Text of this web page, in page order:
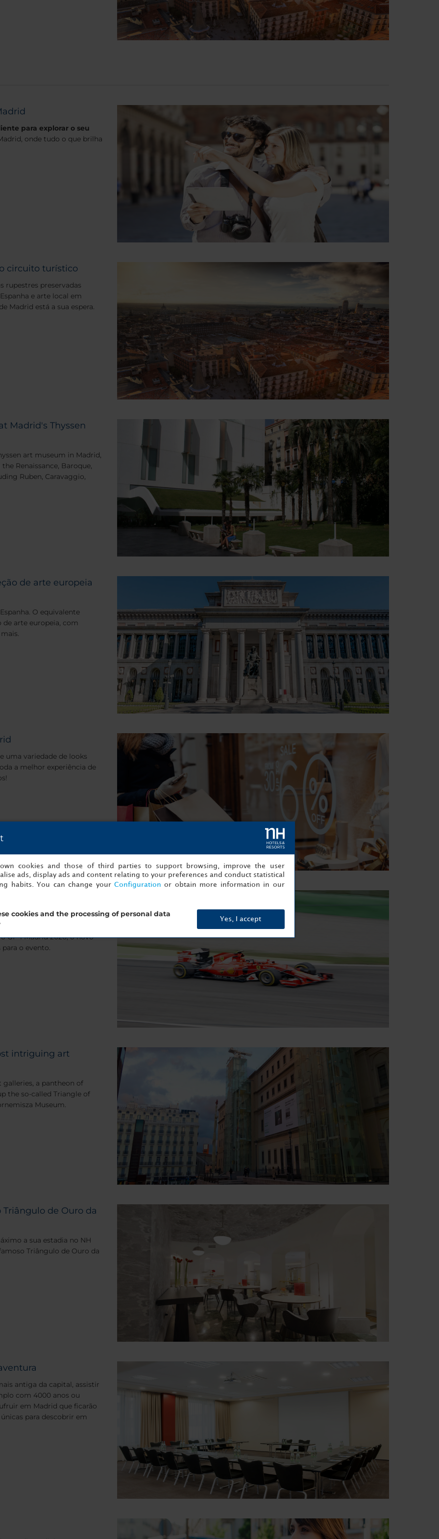
para explorar o seu
onde tudo o que brilha
circuito turístico
rupestres preservadas
e arte local em
Madrid está a sua espera.
Madrid's Thyssen
art museum in Madrid,
Renaissance, Baroque,
Ruben, Caravaggio,
de arte europeia
O equivalente
de arte europeia, com
uma variedade de looks
a melhor experiência de
de Fórmula 1 de
o aquecimento para o
GP 1 Madrid 2026, o novo
o evento.
intriguing art
galleries, a pantheon of
the so-called Triangle of
Museum.
de Ouro da
a sua estadia no NH
Triângulo de Ouro da
antiga da capital, assistir
com 4000 anos ou
em Madrid que ficarão
para descobrir em
cookies and those of third parties to support browsing, improve the user
ads, display ads and content relating to your preferences and conduct statistical
habits. You can change your Configuration or obtain more information in our
cookies and the processing of personal data
Yes, I accept